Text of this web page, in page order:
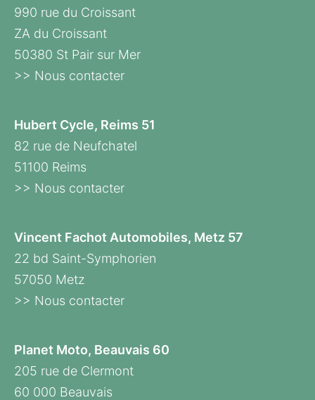
990 rue du Croissant
ZA du Croissant
50380 St Pair sur Mer
>> Nous contacter
Hubert Cycle, Reims 51
82 rue de Neufchatel
51100 Reims
>> Nous contacter
Vincent Fachot Automobiles, Metz 57
22 bd Saint-Symphorien
57050 Metz
>> Nous contacter
Planet Moto, Beauvais 60
205 rue de Clermont
60 000 Beauvais